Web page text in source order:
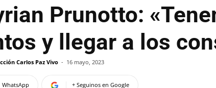
Prunotto:
y llegar a los
Carlos Paz Vivo - 16 mayo, 2023
WhatsApp + Seguinos en Google